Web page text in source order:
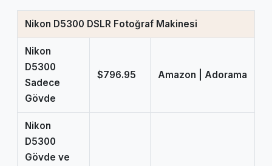
Nikon D5300 DSLR Fotoğraf Makinesi
Nikon
D5300
Sadece
Gövde
$796.95 Amazon | Adorama
Nikon
D5300
Gövde ve